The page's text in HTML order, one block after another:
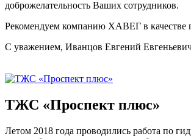
доброжелательность Ваших сотрудников.
Рекомендуем компанию ХАВЕГ в качестве
С уважением, Иванцов Евгений
ТЖС «Проспект плюс»
Летом 2018 года проводились работа по